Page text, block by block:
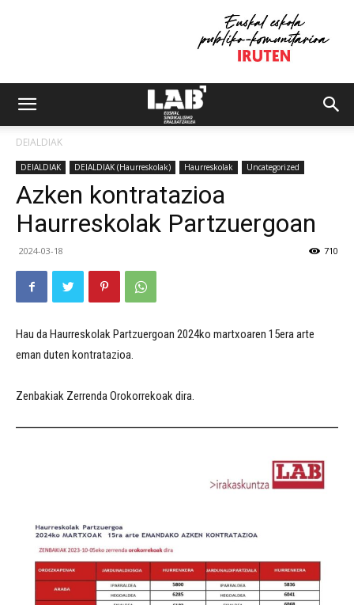
DEIALDIAK
DEIALDIAK DEIALDIAK (Haurreskolak) Haurreskolak Uncategorized
Azken kontratazioa
Haurreskolak Partzuergoan
2024-03-18 710
Hau da Haurreskolak Partzuergoan 2024ko martxoaren 15era arte
eman duten kontratazioa.
Zenbakiak Zerrenda Orokorrekoak dira.